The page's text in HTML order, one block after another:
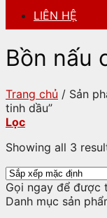
LIÊN HỆ
Bồn nấu
Trang chủ / Sản
tinh dầu”
Lọc
Showing all 3
Gọi ngay để được
Danh mục sản